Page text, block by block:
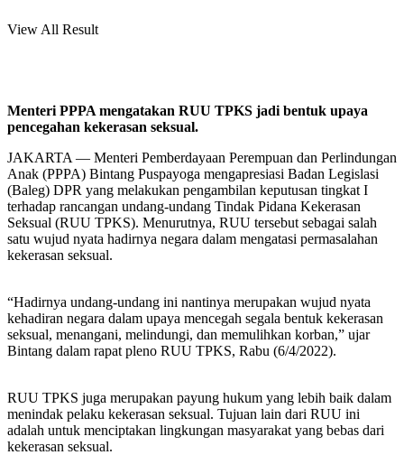
View All Result
Menteri PPPA mengatakan RUU TPKS jadi bentuk upaya
pencegahan kekerasan seksual.
JAKARTA — Menteri Pemberdayaan Perempuan dan Perlindungan
Anak (PPPA) Bintang Puspayoga mengapresiasi Badan Legislasi
(Baleg) DPR yang melakukan pengambilan keputusan tingkat I
terhadap rancangan undang-undang Tindak Pidana Kekerasan
Seksual (RUU TPKS). Menurutnya, RUU tersebut sebagai salah
satu wujud nyata hadirnya negara dalam mengatasi permasalahan
kekerasan seksual.
“Hadirnya undang-undang ini nantinya merupakan wujud nyata
kehadiran negara dalam upaya mencegah segala bentuk kekerasan
seksual, menangani, melindungi, dan memulihkan korban,” ujar
Bintang dalam rapat pleno RUU TPKS, Rabu (6/4/2022).
RUU TPKS juga merupakan payung hukum yang lebih baik dalam
menindak pelaku kekerasan seksual. Tujuan lain dari RUU ini
adalah untuk menciptakan lingkungan masyarakat yang bebas dari
kekerasan seksual.